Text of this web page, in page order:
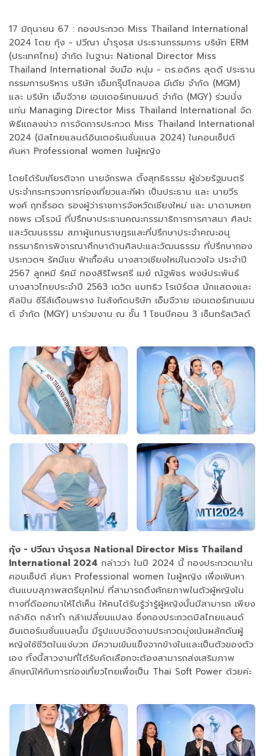
17 มิถุนายน 67 : กองประกวด Miss Thailand International
2024 โดย กุ้ง - ปวีณา บำรุงรส ประธานกรรมการ บริษัท ERM
(ประเทศไทย) จำกัด ในฐานะ National Director Miss
Thailand International จับมือ หนุ่ม - ดร.อดิศร สุดดี ประธาน
กรรมการบริหาร บริษัท เอ็มกรุ๊ปโกลบอล มีเดีย จำกัด (MGM)
และ บริษัท เอ็มจีวาย เอนเตอร์เทนเมนต์ จำกัด (MGY) ร่วมนั่ง
แท่น Managing Director Miss Thailand International จัด
พิธีแถลงข่าว การจัดการประกวด Miss Thailand International
2024 (มิสไทยแลนด์อินเตอร์เนชั่นแนล 2024) ในคอนเช็ปต์
ค้นหา Professional women ในผู้หญิง
โดยได้รับเกียรติจาก นายจักรพล ตั้งสุทธิธรรม ผู้ช่วยรัฐมนตรี
ประจำกระทรวงการท่องเที่ยวและกีฬา เป็นประธาน และ นายวีร
พงศ์ ฤทธิ์รอด รองผู้ว่าราชการจังหวัดเชียงใหม่ และ มาดามหยก
กชพร เวโรจน์ ที่ปรึกษาประธานคณะกรรมาธิการการศาสนา ศิลปะ
และวัฒนธรรม สภาผู้แทนราษฎรและที่ปรึกษาประจำคณะอนุ
กรรมาธิการพิจารณาศึกษาด้านศิลปะและวัฒนธรรม ที่ปรึกษากอง
ประกวดฯ รัศมีแข ฟ้าเกื้อล้น นางสาวเชียงใหม่ในดวงใจ ประจำปี
2567 ลูกหมี รัศมี ทองสิริไพรศรี เมย์ ณัฐพัชร พงษ์ประพันธ์
นางสาวไทยประจำปี 2563 เดวิด แมทธิว โรเบิร์ตส นักแสดงและ
ศิลปิน ซีรีส์เดือนพราง ในสังกัดบริษัท เอ็มจีวาย เอนเตอร์เทนเมน
ต์ จำกัด (MGY) มาร่วมงาน ณ ชั้น 1 โซนบีคอน 3 เซ็นทรัลเวิลด์
กุ้ง - ปวีณา บำรุงรส National Director Miss Thailand
International 2024 กล่าวว่า ในปี 2024 นี้ กองประกวดมาใน
คอนเซ็ปต์ ค้นหา Professional women ในผู้หญิง เพื่อเฟ้นหา
ต้นแบบสุภาพสตรียุคใหม่ ที่สามารถดึงศักยภาพในตัวผู้หญิงใน
ทางที่ดีออกมาให้ได้เห็น ให้คนได้รับรู้ว่ารู้ผู้หญิงนั้นมีสามารถ เพียง
กล้าคิด กล้าทำ กล้าเปลี่ยนแปลง ซึ่งกองประกวดมิสไทยแลนด์
อินเตอร์เนชั่นแนลนั้น มีรูปแบบจัดงานประกวดมุ่งเน้นผลักดันผู้
หญิงใช้ชีวิตในแง่บวก มีความเข้มแข็งจากข้างในและเป็นตัวของตัว
เอง ทั้งนี้สาวงามที่ได้รับคัดเลือกจะต้องสามารถส่งเสริมภาพ
ลักษณ์ให้กับการท่องเที่ยวไทยเพื่อเป็น Thai Soft Power ด้วยค่ะ